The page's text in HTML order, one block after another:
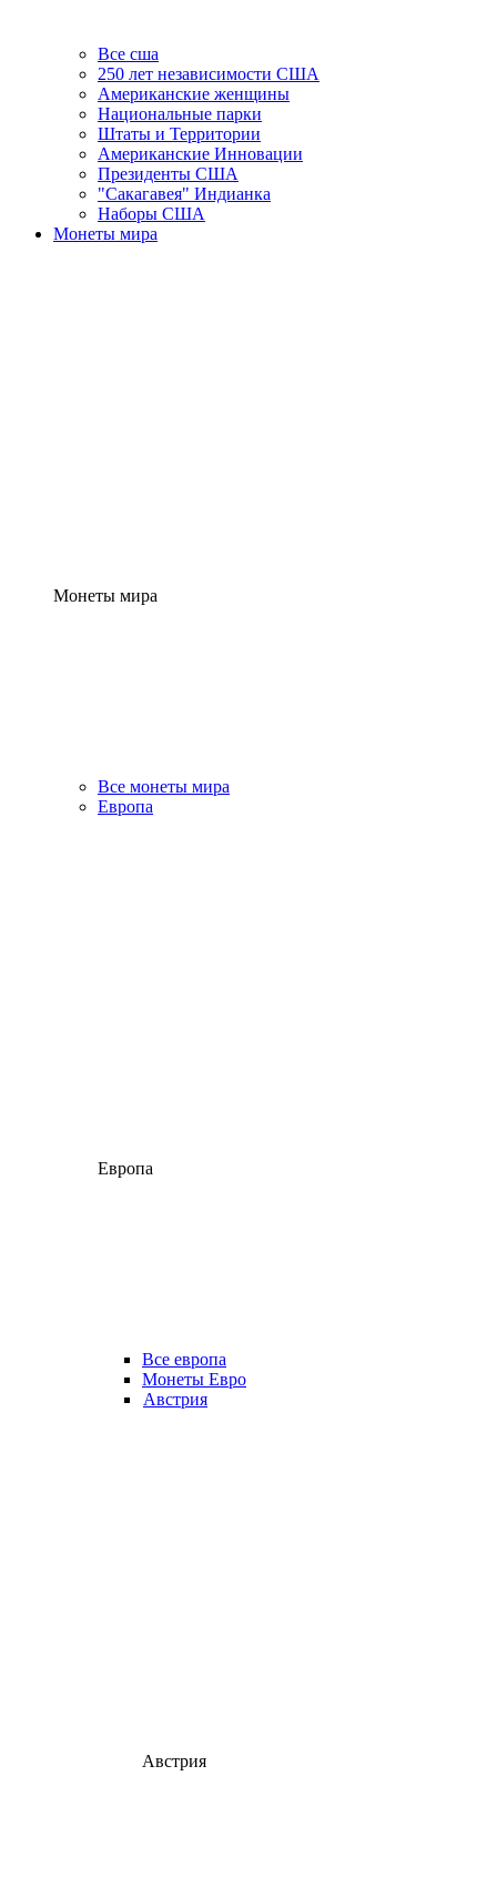
Все сша
250 лет независимости США
Американские женщины
Национальные парки
Штаты и Территории
Американские Инновации
Президенты США
"Сакагавея" Индианка
Наборы США
Монеты мира
Монеты мира
Все монеты мира
Европа
Европа
Все европа
Монеты Евро
Австрия
Австрия